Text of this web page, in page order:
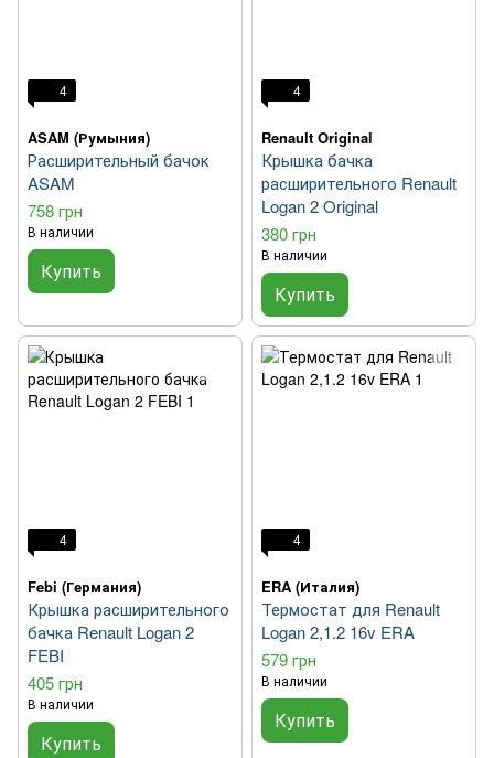
4
ASAM (Румыния)
Расширительный бачок
ASAM
758 грн
В наличии
Купить
4
Renault Original
Крышка бачка
расширительного Renault
Logan 2 Original
380 грн
В наличии
Купить
4
Febi (Германия)
Крышка расширительного
бачка Renault Logan 2
FEBI
405 грн
В наличии
Купить
4
ERA (Италия)
Термостат для Renault
Logan 2,1.2 16v ERA
579 грн
В наличии
Купить